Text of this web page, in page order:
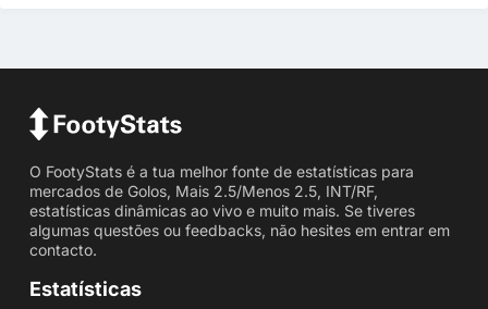
O FootyStats é a tua melhor fonte de estatísticas para
mercados de Golos, Mais 2.5/Menos 2.5, INT/RF,
estatísticas dinâmicas ao vivo e muito mais. Se tiveres
algumas questões ou feedbacks, não hesites em entrar em
contacto.
Estatísticas